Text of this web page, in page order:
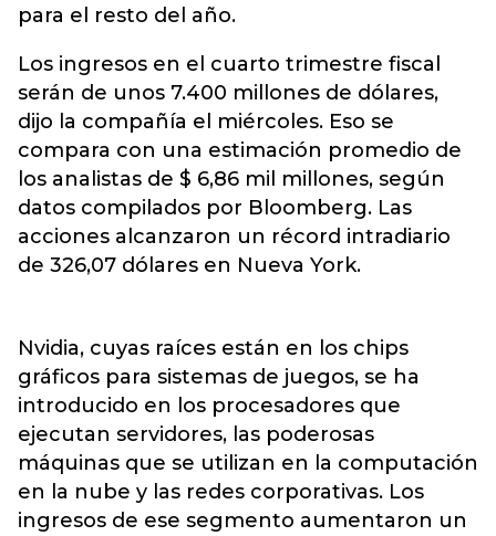
para el resto del año.
Los ingresos en el cuarto trimestre fiscal
serán de unos 7.400 millones de dólares,
dijo la compañía el miércoles. Eso se
compara con una estimación promedio de
los analistas de $ 6,86 mil millones, según
datos compilados por Bloomberg. Las
acciones alcanzaron un récord intradiario
de 326,07 dólares en Nueva York.
Nvidia, cuyas raíces están en los chips
gráficos para sistemas de juegos, se ha
introducido en los procesadores que
ejecutan servidores, las poderosas
máquinas que se utilizan en la computación
en la nube y las redes corporativas. Los
ingresos de ese segmento aumentaron un